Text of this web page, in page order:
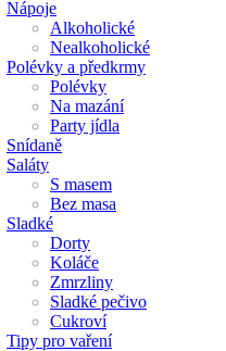
Nápoje
Alkoholické
Nealkoholické
Polévky a předkrmy
Polévky
Na mazání
Party jídla
Snídaně
Saláty
S masem
Bez masa
Sladké
Dorty
Koláče
Zmrzliny
Sladké pečivo
Cukroví
Tipy pro vaření